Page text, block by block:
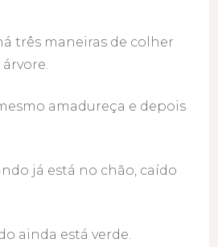
três maneiras de colher
amadureça e depois
já está no chão, caído
ainda está verde.